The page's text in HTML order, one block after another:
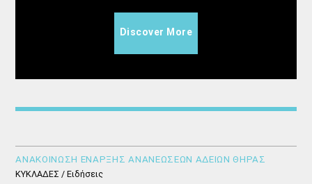
Discover More
ΑΝΑΚΟΙΝΩΣΗ ΕΝΑΡΞΗΣ ΑΝΑΝΕΩΣΕΩΝ ΑΔΕΙΩΝ ΘΗΡΑΣ
ΚΥΚΛΑΔΕΣ / Ειδήσεις